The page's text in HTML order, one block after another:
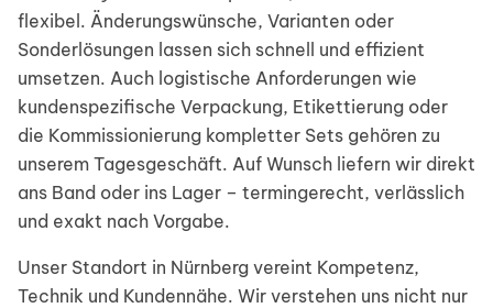
flexibel. Änderungswünsche, Varianten oder
Sonderlösungen lassen sich schnell und effizient
umsetzen. Auch logistische Anforderungen wie
kundenspezifische Verpackung, Etikettierung oder
die Kommissionierung kompletter Sets gehören zu
unserem Tagesgeschäft. Auf Wunsch liefern wir direkt
ans Band oder ins Lager – termingerecht, verlässlich
und exakt nach Vorgabe.
Unser Standort in Nürnberg vereint Kompetenz,
Technik und Kundennähe. Wir verstehen uns nicht nur